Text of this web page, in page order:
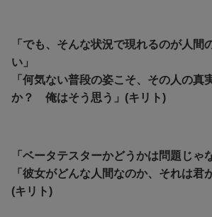
「でも、そんな状況で現れるのが人間
い」
「何気ない普段の姿こそ、その人の真
か？ 俺はそう思う」(キリト)
「ベータテスターかどうかは問題じゃ
「彼女がどんな人間なのか、それは君
(キリト)